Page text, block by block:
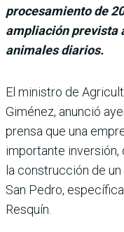
procesamiento de
ampliación prevista
animales diarios.
El ministro de
Gimé­nez, anunció
prensa que una
importante inver­sión,
la construcción de
San Pedro,
Resquín.